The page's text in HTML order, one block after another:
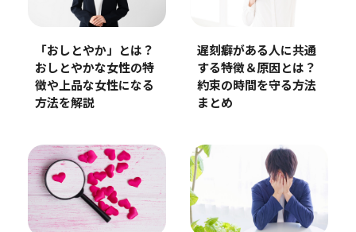
「おしとやか」とは？
おしとやかな女性の特
徴や上品な女性になる
方法を解説
遅刻癖がある人に共通
する特徴＆原因とは？
約束の時間を守る方法
まとめ